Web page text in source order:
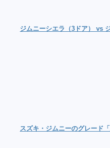
ジムニーシエラ（3ドア） vs
スズキ・ジムニーのグレード